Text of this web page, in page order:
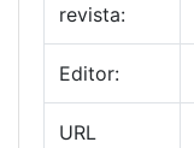
revista:
Editor:
URL